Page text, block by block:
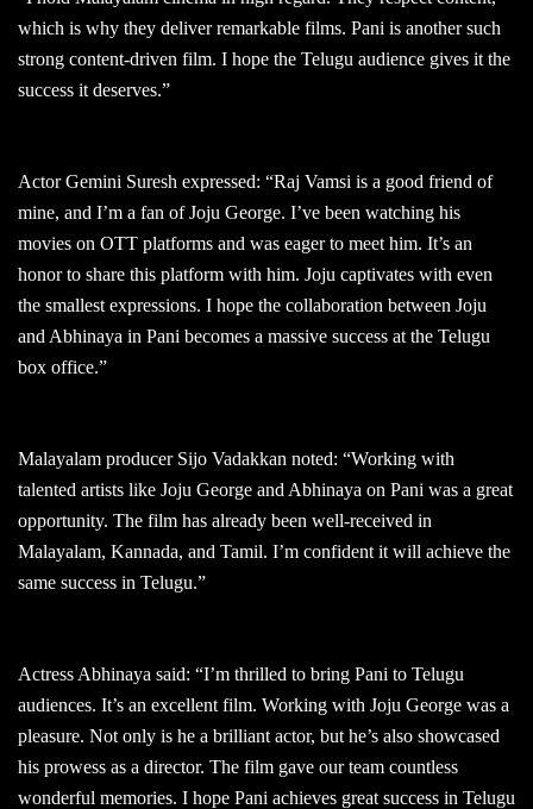
which is why they deliver remarkable films. Pani is another such
strong content-driven film. I hope the Telugu audience gives it the
success it deserves.”
Actor Gemini Suresh expressed: “Raj Vamsi is a good friend of
mine, and I’m a fan of Joju George. I’ve been watching his
movies on OTT platforms and was eager to meet him. It’s an
honor to share this platform with him. Joju captivates with even
the smallest expressions. I hope the collaboration between Joju
and Abhinaya in Pani becomes a massive success at the Telugu
box office.”
Malayalam producer Sijo Vadakkan noted: “Working with
talented artists like Joju George and Abhinaya on Pani was a great
opportunity. The film has already been well-received in
Malayalam, Kannada, and Tamil. I’m confident it will achieve the
same success in Telugu.”
Actress Abhinaya said: “I’m thrilled to bring Pani to Telugu
audiences. It’s an excellent film. Working with Joju George was a
pleasure. Not only is he a brilliant actor, but he’s also showcased
his prowess as a director. The film gave our team countless
wonderful memories. I hope Pani achieves great success in Telugu